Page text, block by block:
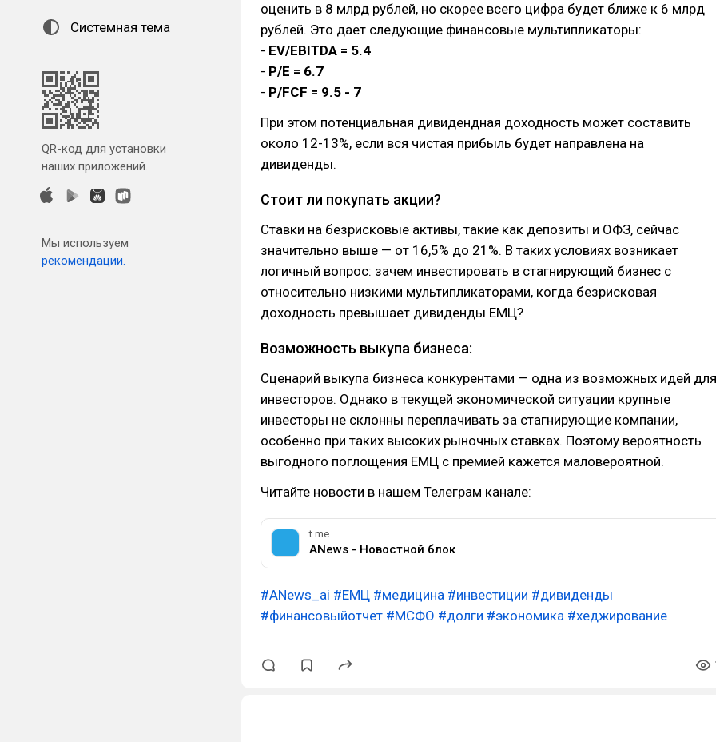
Системная тема
QR-код для установки
наших приложений.
Мы используем
рекомендации.
оценить в 8 млрд рублей, но скорее всего цифра будет ближе к 6 млрд
рублей. Это дает следующие финансовые мультипликаторы:
- EV/EBITDA = 5.4
- P/E = 6.7
- P/FCF = 9.5 - 7
При этом потенциальная дивидендная доходность может составить
около 12-13%, если вся чистая прибыль будет направлена на
дивиденды.
Стоит ли покупать акции?
Ставки на безрисковые активы, такие как депозиты и ОФЗ, сейчас
значительно выше — от 16,5% до 21%. В таких условиях возникает
логичный вопрос: зачем инвестировать в стагнирующий бизнес с
относительно низкими мультипликаторами, когда безрисковая
доходность превышает дивиденды ЕМЦ?
Возможность выкупа бизнеса:
Сценарий выкупа бизнеса конкурентами — одна из возможных идей для
инвесторов. Однако в текущей экономической ситуации крупные
инвесторы не склонны переплачивать за стагнирующие компании,
особенно при таких высоких рыночных ставках. Поэтому вероятность
выгодного поглощения ЕМЦ с премией кажется маловероятной.
Читайте новости в нашем Телеграм канале:
t.me
ANews - Новостной блок
#ANews_ai #ЕМЦ #медицина #инвестиции #дивиденды
#финансовыйотчет #МСФО #долги #экономика #хеджирование